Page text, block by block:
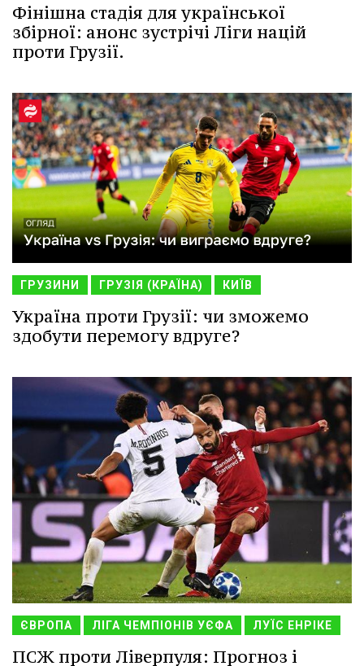
Фінішна стадія для української
збірної: анонс зустрічі Ліги націй
проти Грузії.
ГРУЗИНИ ГРУЗІЯ (КРАЇНА) КИЇВ
Україна проти Грузії: чи зможемо
здобути перемогу вдруге?
ЄВРОПА ЛІГА ЧЕМПІОНІВ УЄФА ЛУЇС ЕНРІКЕ
ПСЖ проти Ліверпуля: Прогноз і